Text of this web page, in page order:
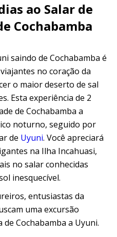
DE
NOS
ao Salar de
Cochabamba
saindo de Cochabamba é
no coração da
o maior deserto de sal
Esta experiência de 2
de Cochabamba a
noturno, seguido por
de Uyuni. Você apreciará
na Ilha Incahuasi,
no salar conhecidas
inesquecível.
entusiastas da
uma excursão
Cochabamba a Uyuni.